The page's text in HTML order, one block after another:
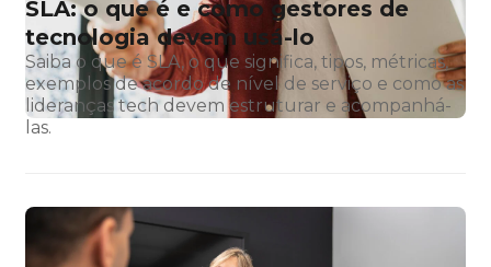
SLA: o que é e como gestores de
tecnologia devem usá-lo
Saiba o que é SLA, o que significa, tipos, métricas,
exemplos de acordo de nível de serviço e como as
lideranças tech devem estruturar e acompanhá-
las.